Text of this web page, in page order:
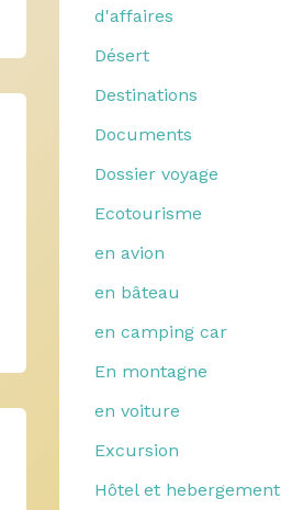
d'affaires
Désert
Destinations
Documents
Dossier voyage
Ecotourisme
en avion
en bâteau
en camping car
En montagne
en voiture
Excursion
Hôtel et hebergement